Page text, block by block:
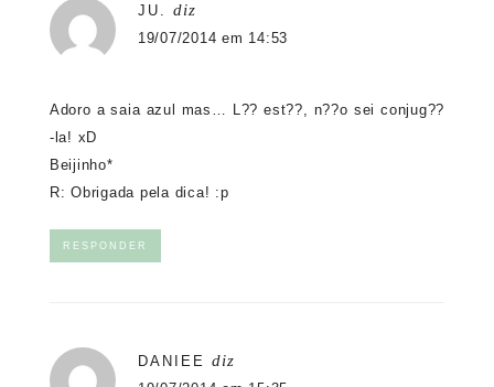
JU. diz
19/07/2014 em 14:53
Adoro a saia azul mas… L?? est??, n??o sei conjug??
-la! xD
Beijinho*
R: Obrigada pela dica! :p
RESPONDER
DANIEE diz